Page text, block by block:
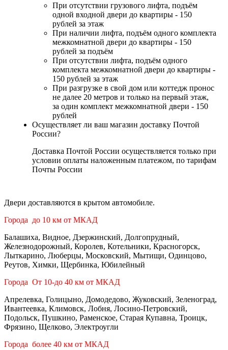
При отсутствии грузового лифта, подъём
одной входной двери до квартиры - 150
рублей за этаж
При наличии лифта, подъём одного комплекта
межкомнатной двери до квартиры - 150
рублей за подъём
При отсутствии лифта, подъём одного
комплекта межкомнатной двери до квартиры -
150 рублей за этаж
При разгрузке в свой дом или коттедж пронос
не далее 20 метров и только на первый этаж,
за один комплект межкомнатной двери - 150
рублей
Осуществляет ли ваш магазин доставку Почтой
России?
Доставка Почтой России осуществляется только при
условии оплаты наложенным платежом, по тарифам
Почты России
Двери доставляются в крытом автомобиле.
Города до 10 км от МКАД
Балашиха, Видное, Дзержинский, Долгопрудный,
Железнодорожный, Королев, Котельники, Красногорск,
Лыткарино, Люберцы, Московский, Мытищи, Одинцово,
Реутов, Химки, Щербинка, Юбилейный
Города От 10-до 40 км от МКАД
Апрелевка, Голицыно, Домодедово, Жуковский, Зеленоград,
Ивантеевка, Климовск, Лобня, Лосино-Петровский,
Подольск, Пушкино, Раменское, Старая Купавна, Троицк,
Фрязино, Щелково, Электроугли
Города более 40 км от МКАД